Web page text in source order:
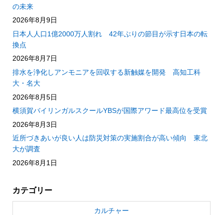
の未来
2026年8月9日
日本人人口1億2000万人割れ 42年ぶりの節目が示す日本の転
換点
2026年8月7日
排水を浄化しアンモニアを回収する新触媒を開発 高知工科
大・名大
2026年8月5日
横須賀バイリンガルスクールYBSが国際アワード最高位を受賞
2026年8月3日
近所づきあいが良い人は防災対策の実施割合が高い傾向 東北
大が調査
2026年8月1日
カテゴリー
カルチャー